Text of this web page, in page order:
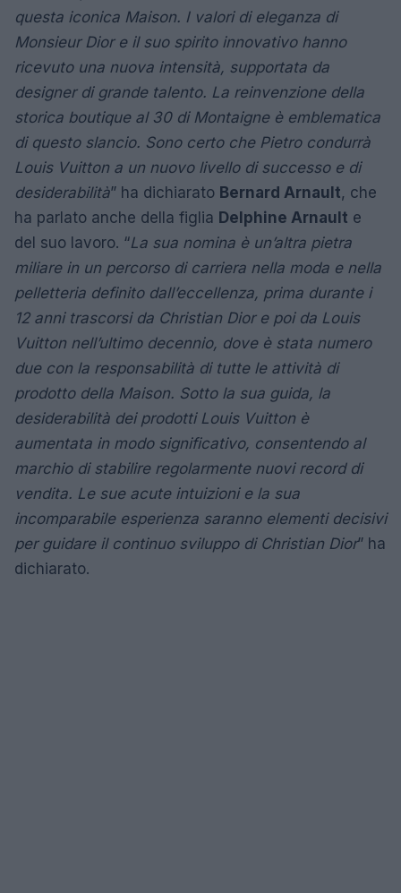
questa iconica Maison. I valori di eleganza di
Monsieur Dior e il suo spirito innovativo hanno
ricevuto una nuova intensità, supportata da
designer di grande talento. La reinvenzione della
storica boutique al 30 di Montaigne è emblematica
di questo slancio. Sono certo che Pietro condurrà
Louis Vuitton a un nuovo livello di successo e di
desiderabilità” ha dichiarato Bernard Arnault, che
ha parlato anche della figlia Delphine Arnault e
del suo lavoro. “La sua nomina è un’altra pietra
miliare in un percorso di carriera nella moda e nella
pelletteria definito dall’eccellenza, prima durante i
12 anni trascorsi da Christian Dior e poi da Louis
Vuitton nell’ultimo decennio, dove è stata numero
due con la responsabilità di tutte le attività di
prodotto della Maison. Sotto la sua guida, la
desiderabilità dei prodotti Louis Vuitton è
aumentata in modo significativo, consentendo al
marchio di stabilire regolarmente nuovi record di
vendita. Le sue acute intuizioni e la sua
incomparabile esperienza saranno elementi decisivi
per guidare il continuo sviluppo di Christian Dior” ha
dichiarato.